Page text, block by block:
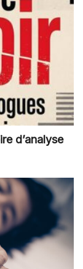
d’analyse